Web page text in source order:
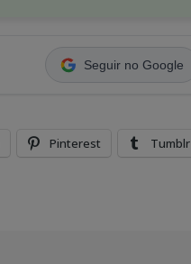
Seguir no Google
Pinterest Tumblr